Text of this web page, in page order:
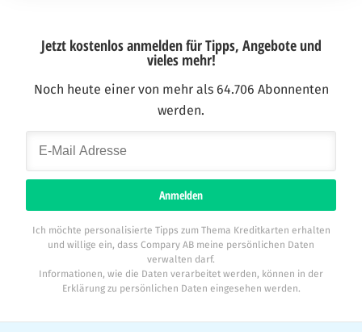
Jetzt kostenlos anmelden für Tipps, Angebote und
vieles mehr!
Noch heute einer von mehr als 64.706 Abonnenten
werden.
Anmelden
Ich möchte personalisierte Tipps zum Thema Kreditkarten erhalten
und willige ein, dass Compary AB meine persönlichen Daten
verwalten darf.
Informationen, wie die Daten verarbeitet werden, können in der
Erklärung zu persönlichen Daten eingesehen werden.